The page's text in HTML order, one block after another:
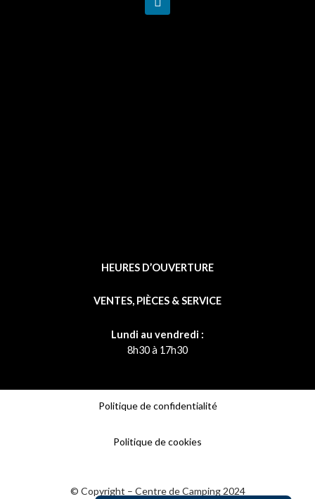
F
HEURES D’OUVERTURE
VENTES, PIÈCES & SERVICE
Lundi au vendredi :
8h30 à 17h30
Politique de confidentialité
Politique de cookies
© Copyright – Centre de Camping 2024